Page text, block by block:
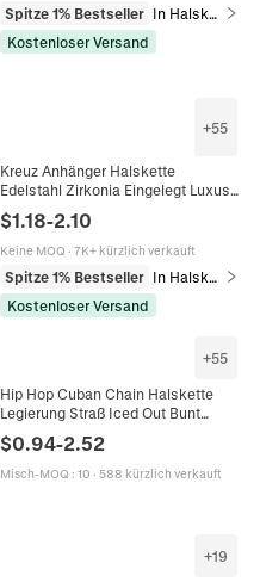
Spitze 1% Bestseller
In Halsketten
Kostenloser Versand
+55
Kreuz Anhänger Halskette
Edelstahl Zirkonia Eingelegt Luxus
Hip Hop Religiöser Schmuck Für
Damen Und Herren
$1.18-2.10
Keine MOQ · 7K+ kürzlich verkauft
Spitze 1% Bestseller
In Halsketten
Kostenloser Versand
+55
Hip Hop Cuban Chain Halskette
Legierung Straß Iced Out Bunt
Streetwear Schmuck Für Damen
Herren
$0.94-2.52
Misch-MOQ : 10 · 588 kürzlich verkauft
+19